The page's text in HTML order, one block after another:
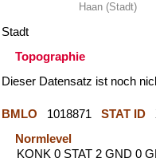
Haan (Stadt)
Stadt
Topographie
Dieser Datensatz ist noch
BMLO 1018871 STAT ID
Normlevel
KONK 0 STAT 2 GND 0